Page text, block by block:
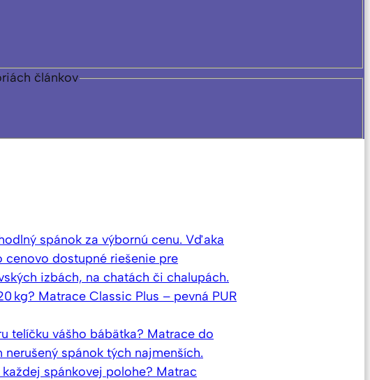
článkov
spánok za výbornú cenu. Vďaka
cenovo dostupné riešenie pre
izbách, na chatách či chalupách.
kg? Matrace Classic Plus – pevná PUR
telíčku vášho bábätka? Matrace do
spánok tých najmenších.
spánkovej polohe? Matrac